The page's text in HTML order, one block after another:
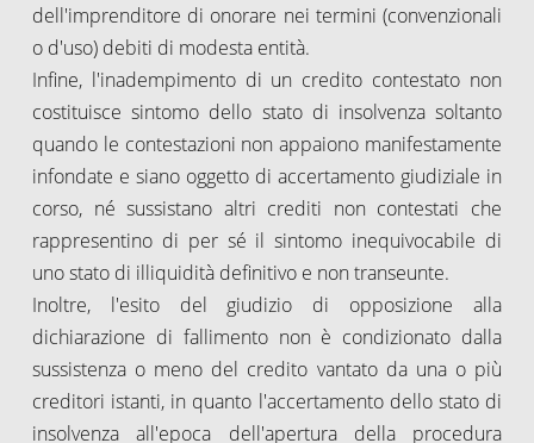
dell'imprenditore di onorare nei termini (convenzionali
o d'uso) debiti di modesta entità.
Infine, l'inadempimento di un credito contestato non
costituisce sintomo dello stato di insolvenza soltanto
quando le contestazioni non appaiono manifestamente
infondate e siano oggetto di accertamento giudiziale in
corso, né sussistano altri crediti non contestati che
rappresentino di per sé il sintomo inequivocabile di
uno stato di illiquidità definitivo e non transeunte.
Inoltre, l'esito del giudizio di opposizione alla
dichiarazione di fallimento non è condizionato dalla
sussistenza o meno del credito vantato da una o più
creditori istanti, in quanto l'accertamento dello stato di
insolvenza all'epoca dell'apertura della procedura